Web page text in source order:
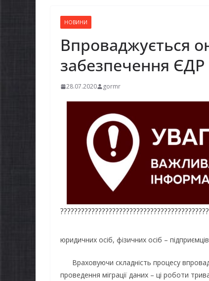
НОВИНИ
Впроваджується
забезпечення ЄДР
28.07.2020 gormr
юридичних осіб, фізичних осіб –
Враховуючи складність процесу
проведення міграції даних – ці роботи